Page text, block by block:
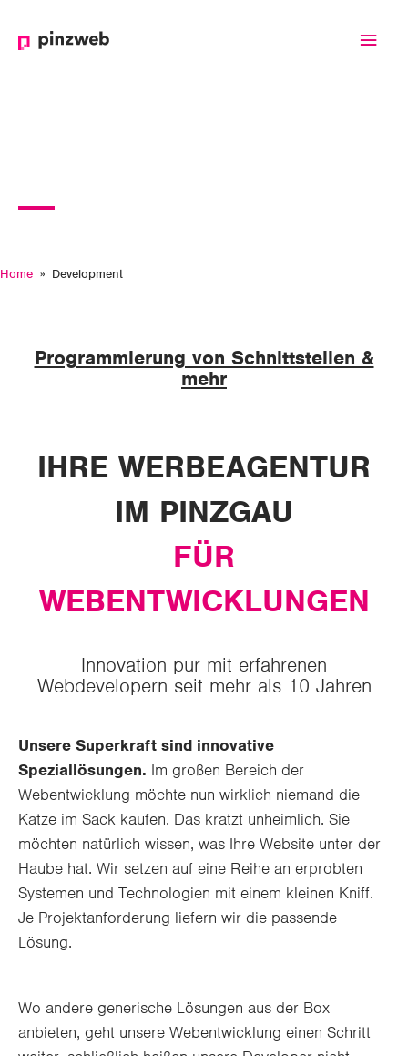
Home Development
Programmierung von Schnittstellen &
mehr
IHRE WERBEAGENTUR
IM PINZGAU
FÜR
WEBENTWICKLUNGEN
Innovation pur mit erfahrenen
Webdevelopern seit mehr als 10 Jahren
Unsere Superkraft sind innovative
Speziallösungen. Im großen Bereich der
Webentwicklung möchte nun wirklich niemand die
Katze im Sack kaufen. Das kratzt unheimlich. Sie
möchten natürlich wissen, was Ihre Website unter der
Haube hat. Wir setzen auf eine Reihe an erprobten
Systemen und Technologien mit einem kleinen Kniff.
Je Projektanforderung liefern wir die passende
Lösung.
Wo andere generische Lösungen aus der Box
anbieten, geht unsere Webentwicklung einen Schritt